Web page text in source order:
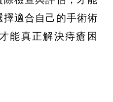
適合自己的手術術
能真正解決痔瘡困